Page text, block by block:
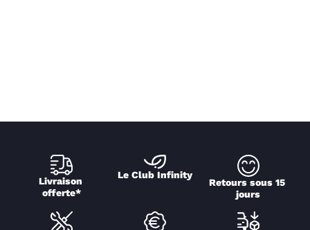
Livraison
offerte*
Le Club Infinity
Retours sous 15
jours